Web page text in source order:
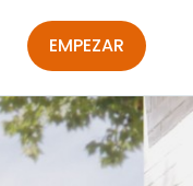
EMPEZAR